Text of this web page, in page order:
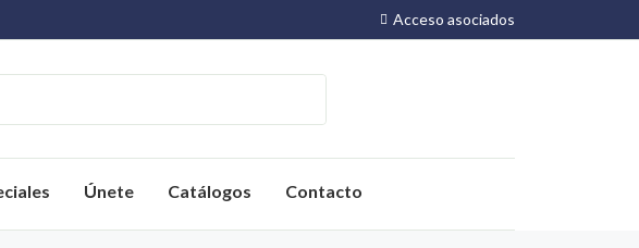
Acceso asociados
Únete Catálogos Contacto